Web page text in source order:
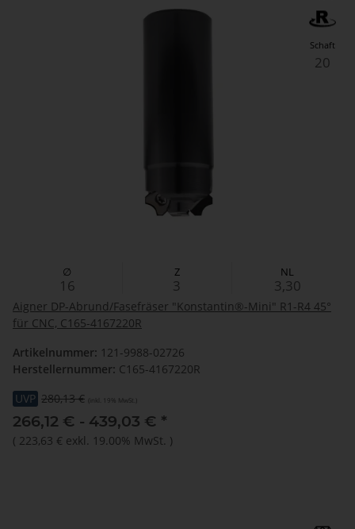
∅
16
Z
3
NL
3,30
Schaft
20
Aigner DP-Abrund/Fasefräser "Konstantin®-Mini" R1-R4 45°
für CNC, C165-4167220R
Artikelnummer: 121-9988-02726
Herstellernummer: C165-4167220R
UVP 280,13 € (inkl. 19% MwSt.)
266,12 € - 439,03 € *
( 223,63 € exkl. 19.00% MwSt. )